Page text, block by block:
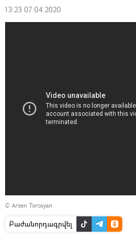
13:23 07.04.2020
© Arsen Torosyan
Բաժանորդագրվել